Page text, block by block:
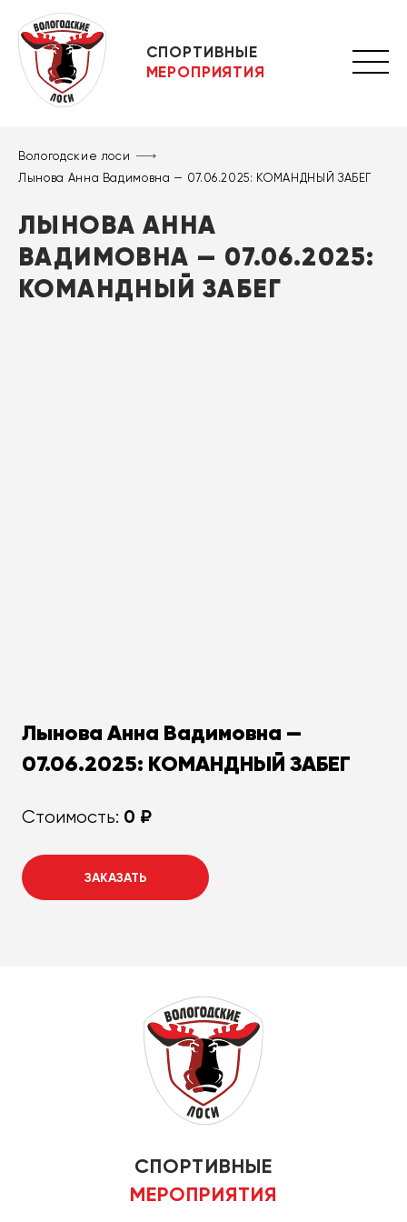
СПОРТИВНЫЕ
МЕРОПРИЯТИЯ
Вологодские лоси
Лынова Анна Вадимовна — 07.06.2025: КОМАНДНЫЙ ЗАБЕГ
ЛЫНОВА АННА
ВАДИМОВНА — 07.06.2025:
КОМАНДНЫЙ ЗАБЕГ
Лынова Анна Вадимовна —
07.06.2025: КОМАНДНЫЙ ЗАБЕГ
Стоимость: 0 ₽
ЗАКАЗАТЬ
СПОРТИВНЫЕ
МЕРОПРИЯТИЯ